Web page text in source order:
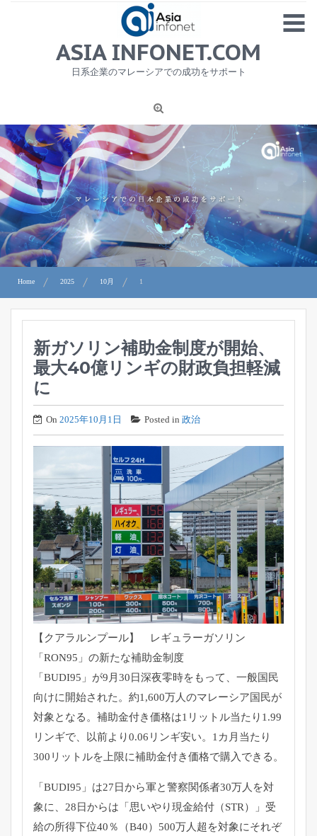
MENU
1
ニュース
労務サービス
プライバシーポリシー及び著作権について
お問合せ
ASIA INFONET.COM
日系企業のマレーシアでの成功をサポート
Home 2025 10月 1
新ガソリン補助金制度が開始、
最大40億リンギの財政負担軽減
に
On 2025年10月1日 Posted in 政治
【クアラルンプール】 レギュラーガソリン
「RON95」の新たな補助金制度
「 BUDI95」が9月30日深夜零時をもって、 一般国民
向けに開始された。約1,600万人のマレーシア国民が
対象となる。 補助金付き価格は1リットル当たり1.99
リンギで、
以前より0.06リンギ安い。 1カ月当たり
300リットルを上限に補助金付き価格で購入できる 。
「BUDI95」は27日から軍と警察関係者30万人を対
象に、 28日からは「思いやり現金給付（STR）」 受
給の所得下位40％（B40） 500万人超を対象にそれぞ